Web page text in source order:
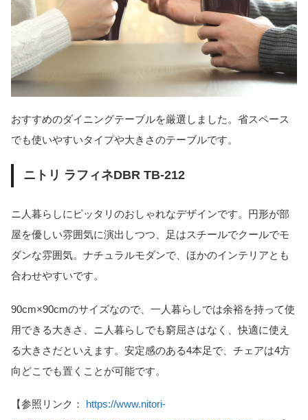
おすすめのダイニングテーブルを厳選しました。省スペース
でも使いやすいタイプや大きさのテーブルです。
ニトリ ラフィネDBR TB-212
ニ人暮らしにピッタリのおしゃれなデザインです。円形が部
屋を優しい雰囲気に演出しつつ、足はスチールでクールでモ
ダンな雰囲気。ナチュラルモダンで、ほかのインテリアとも
合わせやすいです。
90cm×90cmのサイズなので、一人暮らしでは余裕を持って使
用できる大きさ、ニ人暮らしでも窮屈さはなく、快適に使え
る大きさだといえます。安定感のある4本足で、チェアは4方
向どこでも置くことが可能です。
【参照リンク： https://www.nitori-